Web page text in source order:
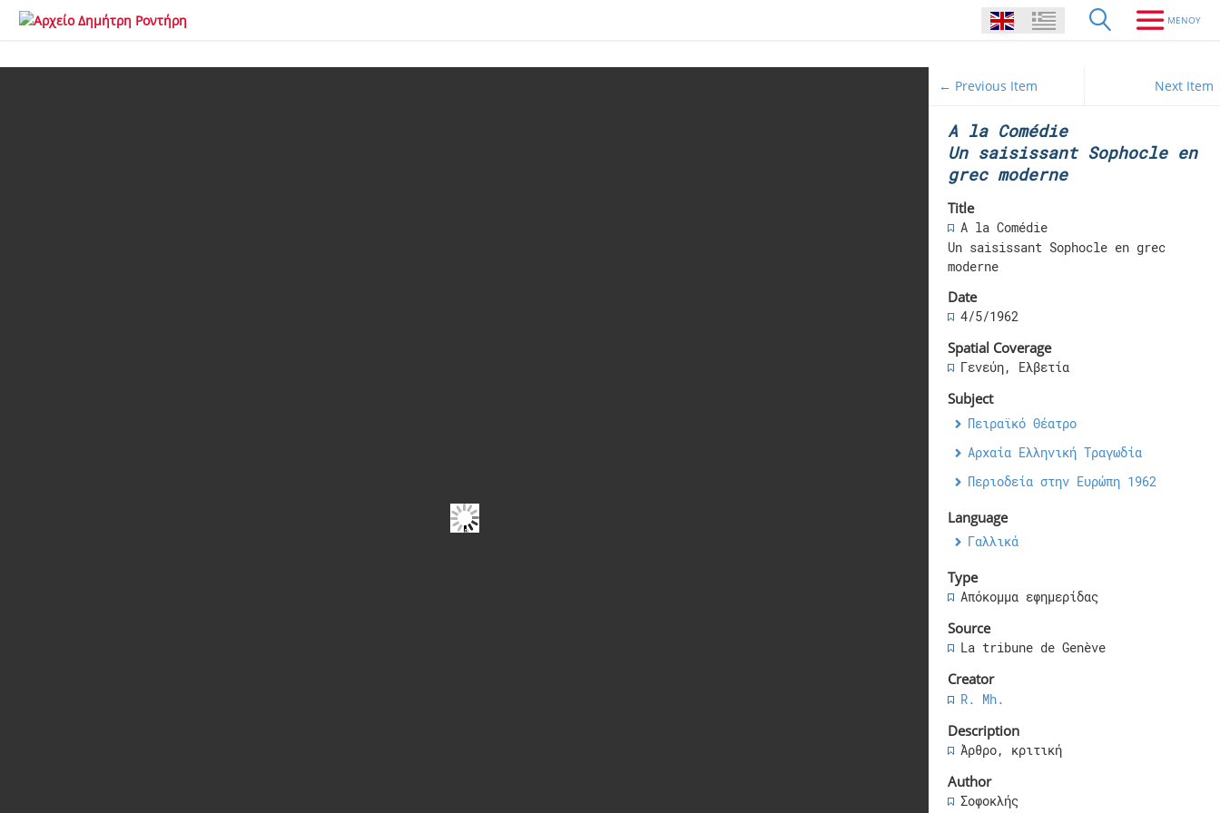
← Previous Item Next
A la Comédie
Un saisissant Sophocle en
grec moderne
Title
A la Comédie
Un saisissant Sophocle en grec
moderne
Date
4/5/1962
Spatial Coverage
Γενεύη, Ελβετία
Subject
Πειραϊκό Θέατρο
Αρχαία Ελληνική Τραγωδία
Περιοδεία στην Ευρώπη 1962
Language
Γαλλικά
Type
Απόκομμα εφημερίδας
Source
La tribune de Genève
Creator
R. Mh.
Description
Άρθρο, κριτική
Author
Σοφοκλής